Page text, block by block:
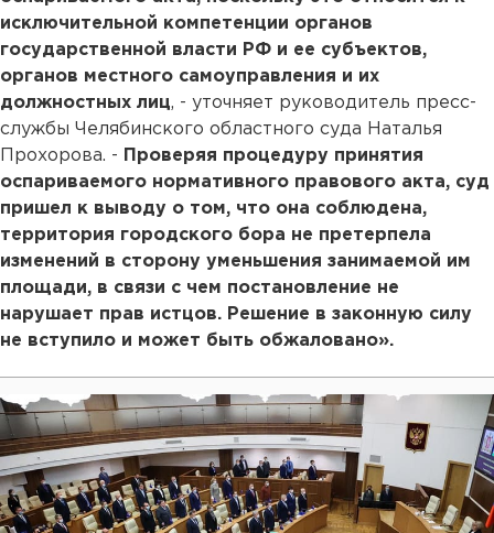
исключительной компетенции органов
государственной власти РФ и ее субъектов,
органов местного самоуправления и их
должностных лиц, - уточняет руководитель пресс-
службы Челябинского областного суда Наталья
Прохорова. - Проверяя процедуру принятия
оспариваемого нормативного правового акта, суд
пришел к выводу о том, что она соблюдена,
территория городского бора не претерпела
изменений в сторону уменьшения занимаемой им
площади, в связи с чем постановление не
нарушает прав истцов. Решение в законную силу
не вступило и может быть обжаловано».